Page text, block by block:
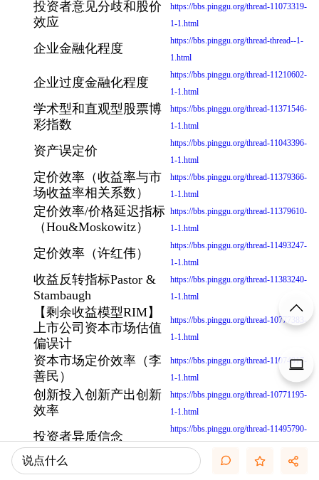
投资者意见分歧和股价
效应
https://bbs.pinggu.org/thread-11073319-
1-1.html
企业金融化程度
https://bbs.pinggu.org/thread-thread--1-
1.html
企业过度金融化程度
https://bbs.pinggu.org/thread-11210602-
1-1.html
学术型和直观型股票博
彩指数
https://bbs.pinggu.org/thread-11371546-
1-1.html
资产误定价
https://bbs.pinggu.org/thread-11043396-
1-1.html
定价效率（收益率与市
场收益率相关系数）
https://bbs.pinggu.org/thread-11379366-
1-1.html
定价效率/价格延迟指标
（Hou&Moskowitz）
https://bbs.pinggu.org/thread-11379610-
1-1.html
定价效率（许红伟）
https://bbs.pinggu.org/thread-11493247-
1-1.html
收益反转指标Pastor &
Stambaugh
https://bbs.pinggu.org/thread-11383240-
1-1.html
【剩余收益模型RIM】
上市公司资本市场估值
偏误计
https://bbs.pinggu.org/thread-10777383-
1-1.html
资本市场定价效率（李
善民）
https://bbs.pinggu.org/thread-11074917-
1-1.html
创新投入创新产出创新
效率
https://bbs.pinggu.org/thread-10771195-
1-1.html
投资者异质信念
https://bbs.pinggu.org/thread-11495790-
1-1.html
说点什么